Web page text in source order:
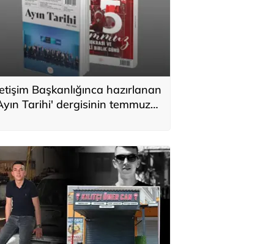
Başkanlığınca hazırlanan
Tarihi' dergisinin temmuz